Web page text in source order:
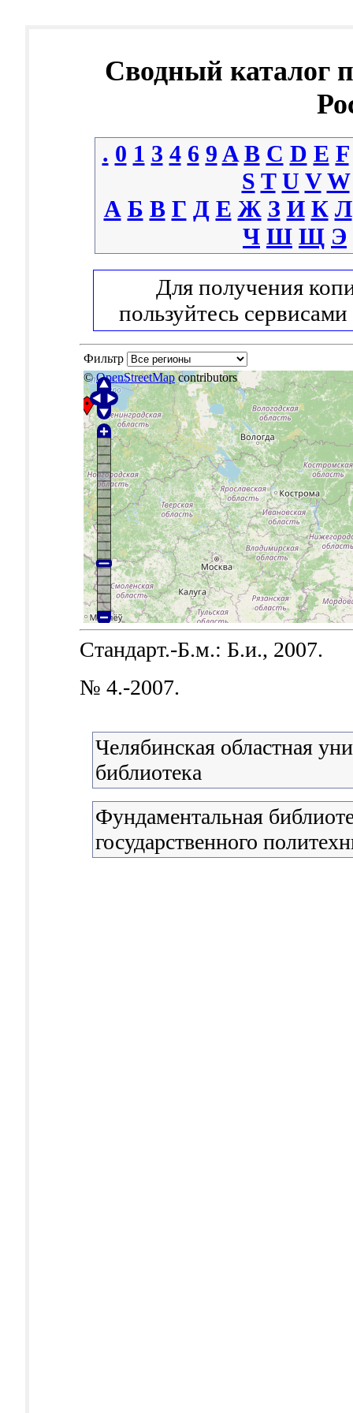
Сводный каталог
. 0 1 3 4 6 9 A B C D E F
S T U V W
А Б В Г Д Е Ж З И К Л
Ч Ш Щ Э
Для получения
пользуйтесь сервисами
Фильтр
©OpenStreetMapcontributors
Стандарт.-Б.м.: Б.и., 2007.
№ 4.-2007.
Челябинская областная
библиотека
Фундаментальная
государственного